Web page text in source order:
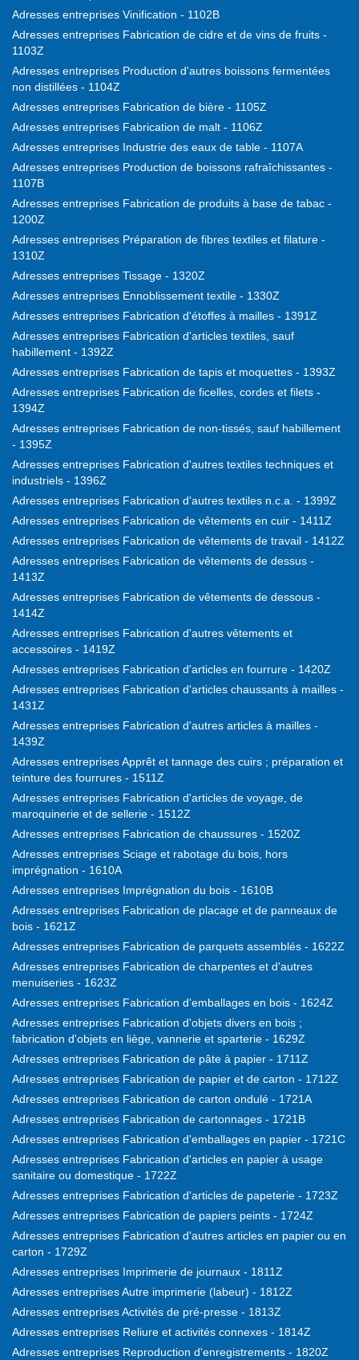
Adresses entreprises Vinification - 1102B
Adresses entreprises Fabrication de cidre et de vins de fruits -
1103Z
Adresses entreprises Production d'autres boissons fermentées
non distillées - 1104Z
Adresses entreprises Fabrication de bière - 1105Z
Adresses entreprises Fabrication de malt - 1106Z
Adresses entreprises Industrie des eaux de table - 1107A
Adresses entreprises Production de boissons rafraîchissantes -
1107B
Adresses entreprises Fabrication de produits à base de tabac -
1200Z
Adresses entreprises Préparation de fibres textiles et filature -
1310Z
Adresses entreprises Tissage - 1320Z
Adresses entreprises Ennoblissement textile - 1330Z
Adresses entreprises Fabrication d'étoffes à mailles - 1391Z
Adresses entreprises Fabrication d'articles textiles, sauf
habillement - 1392Z
Adresses entreprises Fabrication de tapis et moquettes - 1393Z
Adresses entreprises Fabrication de ficelles, cordes et filets -
1394Z
Adresses entreprises Fabrication de non-tissés, sauf habillement
- 1395Z
Adresses entreprises Fabrication d'autres textiles techniques et
industriels - 1396Z
Adresses entreprises Fabrication d'autres textiles n.c.a. - 1399Z
Adresses entreprises Fabrication de vêtements en cuir - 1411Z
Adresses entreprises Fabrication de vêtements de travail - 1412Z
Adresses entreprises Fabrication de vêtements de dessus -
1413Z
Adresses entreprises Fabrication de vêtements de dessous -
1414Z
Adresses entreprises Fabrication d'autres vêtements et
accessoires - 1419Z
Adresses entreprises Fabrication d'articles en fourrure - 1420Z
Adresses entreprises Fabrication d'articles chaussants à mailles -
1431Z
Adresses entreprises Fabrication d'autres articles à mailles -
1439Z
Adresses entreprises Apprêt et tannage des cuirs ; préparation et
teinture des fourrures - 1511Z
Adresses entreprises Fabrication d'articles de voyage, de
maroquinerie et de sellerie - 1512Z
Adresses entreprises Fabrication de chaussures - 1520Z
Adresses entreprises Sciage et rabotage du bois, hors
imprégnation - 1610A
Adresses entreprises Imprégnation du bois - 1610B
Adresses entreprises Fabrication de placage et de panneaux de
bois - 1621Z
Adresses entreprises Fabrication de parquets assemblés - 1622Z
Adresses entreprises Fabrication de charpentes et d'autres
menuiseries - 1623Z
Adresses entreprises Fabrication d'emballages en bois - 1624Z
Adresses entreprises Fabrication d'objets divers en bois ;
fabrication d'objets en liège, vannerie et sparterie - 1629Z
Adresses entreprises Fabrication de pâte à papier - 1711Z
Adresses entreprises Fabrication de papier et de carton - 1712Z
Adresses entreprises Fabrication de carton ondulé - 1721A
Adresses entreprises Fabrication de cartonnages - 1721B
Adresses entreprises Fabrication d'emballages en papier - 1721C
Adresses entreprises Fabrication d'articles en papier à usage
sanitaire ou domestique - 1722Z
Adresses entreprises Fabrication d'articles de papeterie - 1723Z
Adresses entreprises Fabrication de papiers peints - 1724Z
Adresses entreprises Fabrication d'autres articles en papier ou en
carton - 1729Z
Adresses entreprises Imprimerie de journaux - 1811Z
Adresses entreprises Autre imprimerie (labeur) - 1812Z
Adresses entreprises Activités de pré-presse - 1813Z
Adresses entreprises Reliure et activités connexes - 1814Z
Adresses entreprises Reproduction d'enregistrements - 1820Z